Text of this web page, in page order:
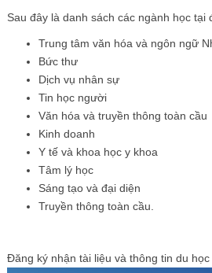
Sau đây là danh sách các ngành học tại
Trung tâm văn hóa và ngôn ngữ
Bức thư
Dịch vụ nhân sự
Tin học người
Văn hóa và truyền thông toàn cầu
Kinh doanh
Y tế và khoa học y khoa
Tâm lý học
Sáng tạo và đại diện
Truyền thông toàn cầu.
Đăng ký nhận tài liệu và thông tin du